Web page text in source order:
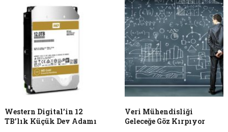
Western Digital’in 12
TB’lık Küçük Dev Adamı
Veri Mühendisliği
Geleceğe Göz Kırpıyor